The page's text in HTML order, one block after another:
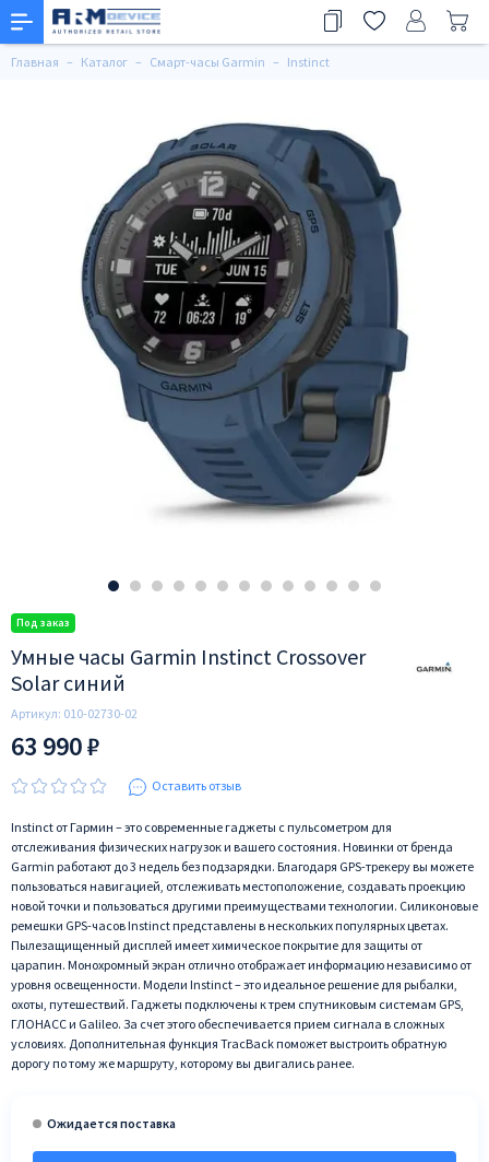
Главная Каталог Смарт-часы Garmin Instinct
Умные часы Garmin Instinct Crossover
Solar синий
Артикул: 010-02730-02
63 990 ₽
Оставить отзыв
Instinct от Гармин – это современные гаджеты с пульсометром для
отслеживания физических нагрузок и вашего состояния. Новинки от бренда
Garmin работают до 3 недель без подзарядки. Благодаря GPS-трекеру вы можете
пользоваться навигацией, отслеживать местоположение, создавать проекцию
новой точки и пользоваться другими преимуществами технологии. Силиконовые
ремешки GPS-часов Instinct представлены в нескольких популярных цветах.
Пылезащищенный дисплей имеет химическое покрытие для защиты от
царапин. Монохромный экран отлично отображает информацию независимо от
уровня освещенности. Модели Instinct – это идеальное решение для рыбалки,
охоты, путешествий. Гаджеты подключены к трем спутниковым системам GPS,
ГЛОНАСС и Galileo. За счет этого обеспечивается прием сигнала в сложных
условиях. Дополнительная функция TracBack поможет выстроить обратную
дорогу по тому же маршруту, которому вы двигались ранее.